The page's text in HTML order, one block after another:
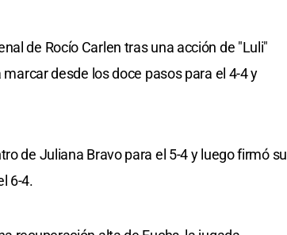
de Rocío Carlen tras una acción de "Luli"
desde los doce pasos para el 4-4 y
de Juliana Bravo para el 5-4 y luego firmó su
6-4.